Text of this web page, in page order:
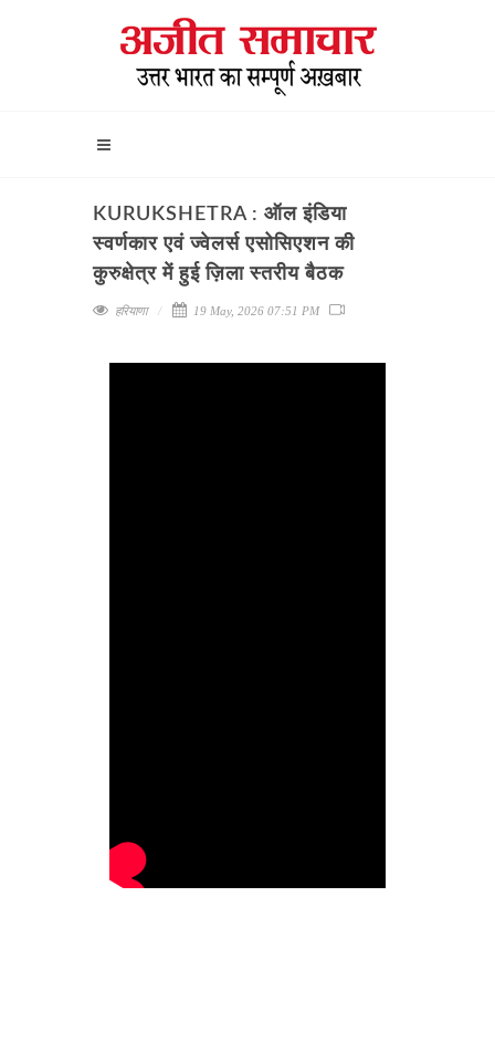
KURUKSHETRA : ऑल इंडिया
स्वर्णकार एवं ज्वेलर्स एसोसिएशन की
कुरुक्षेत्र में हुई ज़िला स्तरीय बैठक
हरियाणा 19 May, 2026 07:51 PM